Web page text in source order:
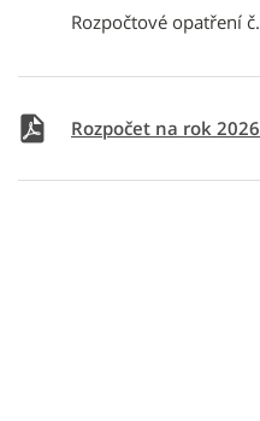
Rozpočtové opatření
Rozpočet na rok 2026